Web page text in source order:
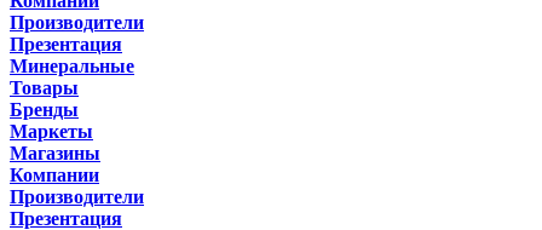
Производители
Презентация
Минеральные
Товары
Бренды
Маркеты
Магазины
Компании
Производители
Презентация